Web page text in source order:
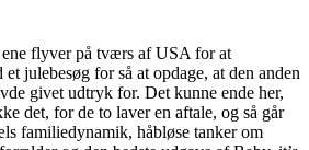
flyver på tværs af USA for at
julebesøg for så at opdage, at den anden
givet udtryk for. Det kunne ende her,
det, for de to laver en aftale, og så går
familiedynamik, håbløse tanker om